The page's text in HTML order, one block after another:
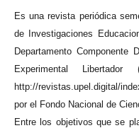
Es una revista periódica
de Investigaciones
Departamento Componente
Experimental
http://revistas.upel.digital/
por el Fondo Nacional de
Entre los objetivos que se